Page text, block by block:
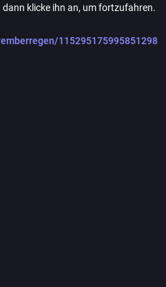
klicke ihn an, um fortzufahren.
115295175995851298